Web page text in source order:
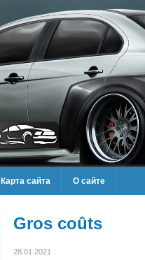
Карта сайта О сайте
Gros coûts
28.01.2021